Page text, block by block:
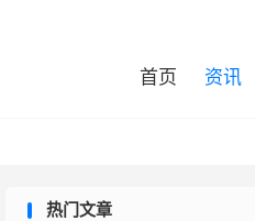
首页 资讯
热门文章